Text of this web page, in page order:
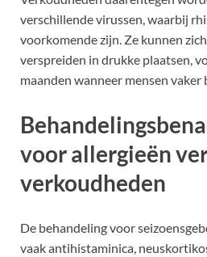
verschillende virussen, waarbij
voorkomende zijn. Ze kunnen
verspreiden in drukke plaatsen,
maanden wanneer mensen vaker
voor allergieën
verkoudheden
De behandeling voor
vaak antihistaminica,